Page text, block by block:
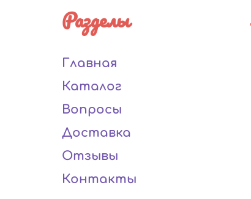
Разделы
Главная
Каталог
Вопросы
Доставка
Отзывы
Контакты